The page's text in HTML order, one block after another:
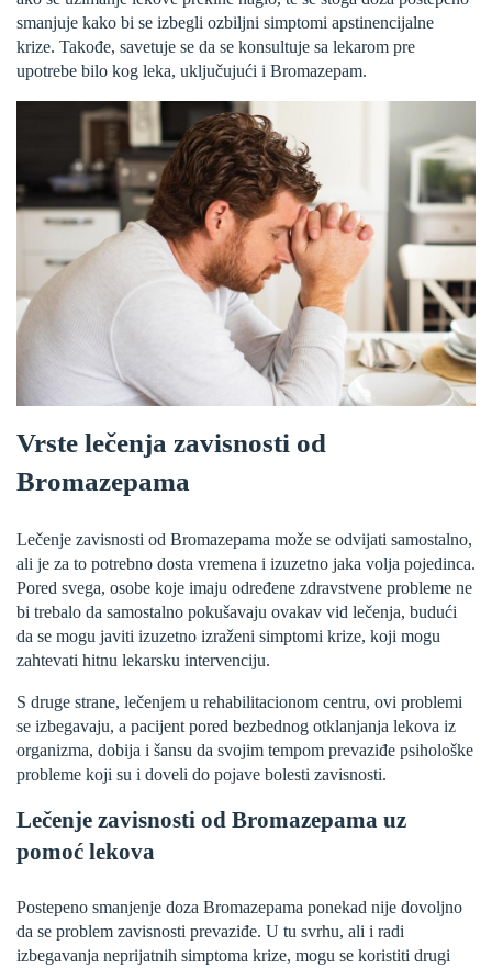
smanjuje kako bi se izbegli ozbiljni simptomi apstinencijalne
krize. Takođe, savetuje se da se konsultuje sa lekarom pre
upotrebe bilo kog leka, uključujući i Bromazepam.
Vrste lečenja zavisnosti od
Bromazepama
Lečenje zavisnosti od Bromazepama može se odvijati samostalno,
ali je za to potrebno dosta vremena i izuzetno jaka volja pojedinca.
Pored svega, osobe koje imaju određene zdravstvene probleme ne
bi trebalo da samostalno pokušavaju ovakav vid lečenja, budući
da se mogu javiti izuzetno izraženi simptomi krize, koji mogu
zahtevati hitnu lekarsku intervenciju.
S druge strane, lečenjem u rehabilitacionom centru, ovi problemi
se izbegavaju, a pacijent pored bezbednog otklanjanja lekova iz
organizma, dobija i šansu da svojim tempom prevaziđe psihološke
probleme koji su i doveli do pojave bolesti zavisnosti.
Lečenje zavisnosti od Bromazepama uz
pomoć lekova
Postepeno smanjenje doza Bromazepama ponekad nije dovoljno
da se problem zavisnosti prevaziđe. U tu svrhu, ali i radi
izbegavanja neprijatnih simptoma krize, mogu se koristiti drugi